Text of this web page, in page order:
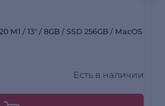
/ 13″ / 8GB / SSD 256GB / MacOS
Есть в наличии